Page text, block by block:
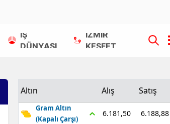
İŞ
DÜNYASI
İZMİR
KEŞFET
Altın Alış Satış
Gram Altın
(Kapalı Çarşı)
6.181,50 6.188,88